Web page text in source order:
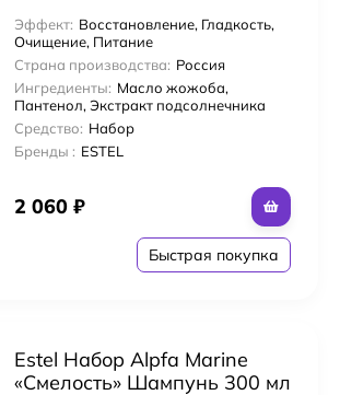
200 мл + Баттер для губ 10
мл + Крем для лица 50 мл
Эффект: Восстановление, Гладкость,
Очищение, Питание
Страна производства: Россия
Ингредиенты: Масло жожоба,
Пантенол, Экстракт подсолнечника
Средство: Набор
Бренды : ESTEL
2 060 ₽
Быстрая покупка
Estel Набор Alpfa Marine
«Смелость» Шампунь 300 мл